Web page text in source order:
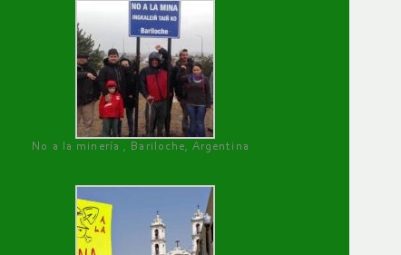
No a la minería , Bariloche, Argentina